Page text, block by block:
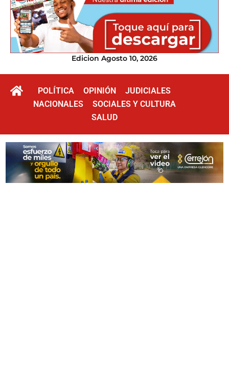
Edicion Agosto 10, 2026
POLÍTICA OPINIÓN
JUDICIALES
NACIONALES
SOCIALES Y CULTURA
SALUD